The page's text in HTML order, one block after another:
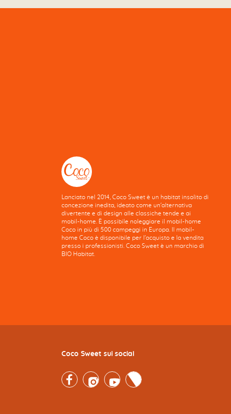
Lanciato nel 2014, Coco Sweet è un habitat insolito di
concezione inedita, ideato come un'alternativa
divertente e di design alle classiche tende e ai
mobil-home. È possibile noleggiare il mobil-home
Coco in più di 500 campeggi in Europa. Il mobil-
home Coco è disponibile per l'acquisto e la vendita
presso i professionisti. Coco Sweet è un marchio di
BIO Habitat.
Coco Sweet sui social
FacebookInstagramYoutubeTwitter